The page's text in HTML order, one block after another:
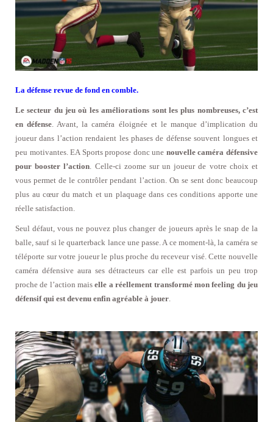
La défense revue de fond en comble.
Le secteur du jeu où les améliorations sont les plus nombreuses, c’est
en défense . Avant, la caméra éloignée et le manque d’implication du
joueur dans l’action rendaient les phases de défense souvent longues et
peu motivantes. EA Sports propose donc une nouvelle caméra défensive
pour booster l’action . Celle-ci zoome sur un joueur de votre choix et
vous permet de le contrôler pendant l’action. On se sent donc beaucoup
plus au cœur du match et un plaquage dans ces conditions apporte une
réelle satisfaction.
Seul défaut, vous ne pouvez plus changer de joueurs après le snap de la
balle, sauf si le quarterback lance une passe. A ce moment-là, la caméra se
téléporte sur votre joueur le plus proche du receveur visé. Cette nouvelle
caméra défensive aura ses détracteurs car elle est parfois un peu trop
proche de l’action maiselle a réellement transformé mon feeling du jeu
défensif qui est devenu enfin agréable à jouer